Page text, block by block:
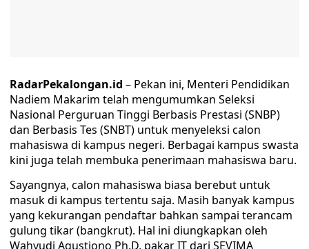
RadarPekalongan.id – Pekan ini, Menteri Pendidikan
Nadiem Makarim telah mengumumkan Seleksi
Nasional Perguruan Tinggi Berbasis Prestasi (SNBP)
dan Berbasis Tes (SNBT) untuk menyeleksi calon
mahasiswa di kampus negeri. Berbagai kampus swasta
kini juga telah membuka penerimaan mahasiswa baru.
Sayangnya, calon mahasiswa biasa berebut untuk
masuk di kampus tertentu saja. Masih banyak kampus
yang kekurangan pendaftar bahkan sampai terancam
gulung tikar (bangkrut). Hal ini diungkapkan oleh
Wahyudi Agustiono Ph.D, pakar IT dari SEVIMA